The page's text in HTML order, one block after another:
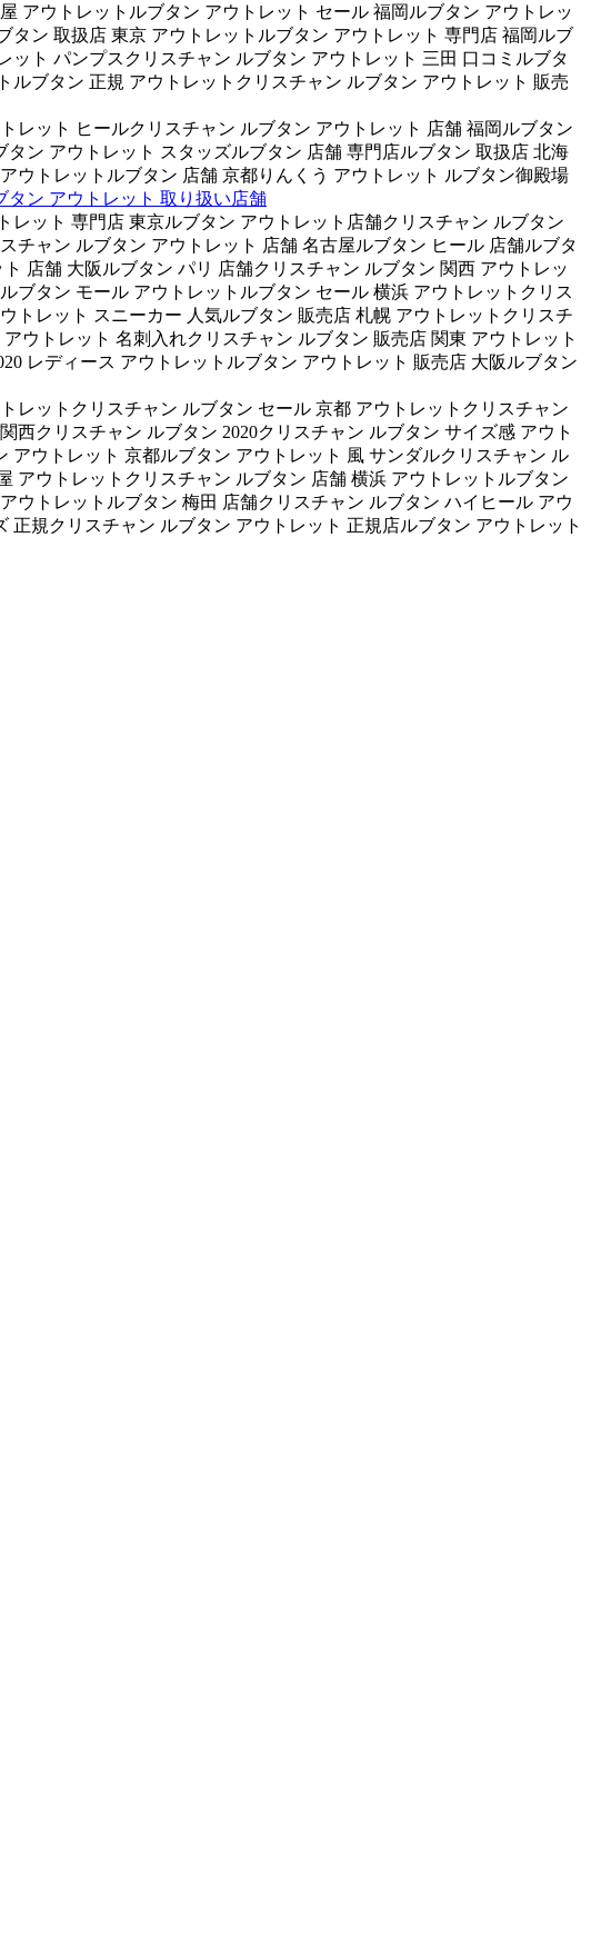
アウトレットルブタン アウトレット セール 福岡ルブタン アウトレッ
ン 取扱店 東京 アウトレットルブタン アウトレット 専門店 福岡ルブ
ト パンプスクリスチャン ルブタン アウトレット 三田 口コミルブタ
ブタン 正規 アウトレットクリスチャン ルブタン アウトレット 販売
レット ヒールクリスチャン ルブタン アウトレット 店舗 福岡ルブタン
ン アウトレット スタッズルブタン 店舗 専門店ルブタン 取扱店 北海
ウトレットルブタン 店舗 京都りんくう アウトレット ルブタン御殿場
タン アウトレット 取り扱い店舗
ット 専門店 東京ルブタン アウトレット店舗クリスチャン ルブタン
チャン ルブタン アウトレット 店舗 名古屋ルブタン ヒール 店舗ルブタ
店舗 大阪ルブタン パリ 店舗クリスチャン ルブタン 関西 アウトレッ
ブタン モール アウトレットルブタン セール 横浜 アウトレットクリス
トレット スニーカー 人気ルブタン 販売店 札幌 アウトレットクリスチ
ウトレット 名刺入れクリスチャン ルブタン 販売店 関東 アウトレット
レディース アウトレットルブタン アウトレット 販売店 大阪ルブタン
レットクリスチャン ルブタン セール 京都 アウトレットクリスチャン
クリスチャン ルブタン 2020クリスチャン ルブタン サイズ感 アウト
ウトレット 京都ルブタン アウトレット 風 サンダルクリスチャン ル
アウトレットクリスチャン ルブタン 店舗 横浜 アウトレットルブタン
ウトレットルブタン 梅田 店舗クリスチャン ルブタン ハイヒール アウ
規クリスチャン ルブタン アウトレット 正規店ルブタン アウトレット